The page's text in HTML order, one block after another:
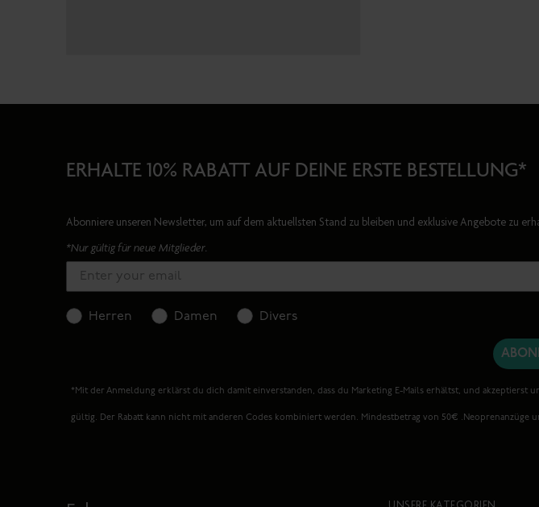
ERHALTE 10% RABATT AUF DEINE ERSTE BESTELLUNG*
Abonniere unseren Newsletter, um auf dem aktuellsten Stand zu bleiben und exklusive Angebote zu
*Nur gültig für neue Mitglieder.
Herren Damen Divers
*Mit der Anmeldung erklärst du dich damit einverstanden, dass du Marketing E-Mails erhältst, und akzeptierst
gültig. Der Rabatt kann nicht mit anderen Codes kombiniert werden. Mindestbetrag von 50€ .Neoprenanzüge